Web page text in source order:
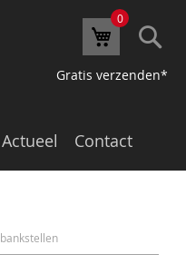
0
Gratis verzenden*
Actueel Contact
bankstellen